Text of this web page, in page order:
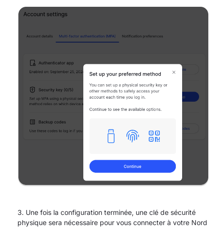
Une fois la configuration terminée, une clé de sécurité
physique sera nécessaire pour vous connecter à votre Nord